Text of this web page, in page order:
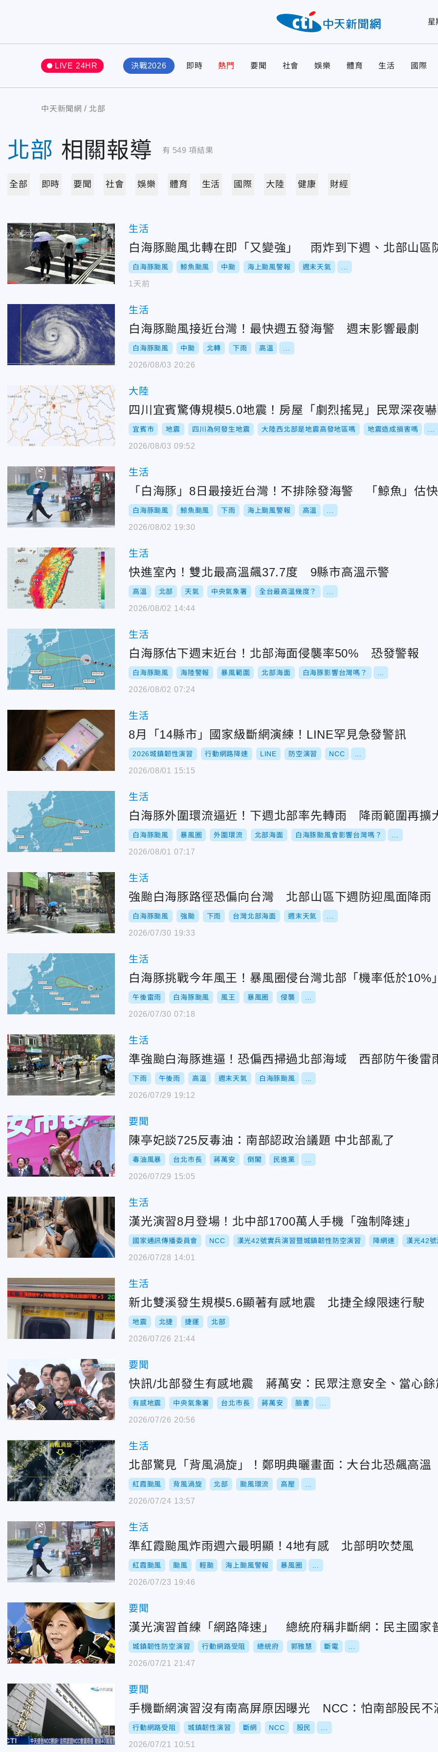
星
LIVE 24HR 決戰2026 即時 熱門 要聞 社會 娛樂 體育 生活 國際
中天新聞網 北部
北部 相關報導 有 549 項結果
全部 即時 要聞 社會 娛樂 體育 生活 國際 大陸 健康 財經
生活
白海豚颱風北轉在即「又變強」 雨炸到下週、北部山區
白海豚颱風 鯨魚颱風 中颱 海上颱風警報 週末天氣
1天前
生活
白海豚颱風接近台灣！最快週五發海警 週末影響最劇
白海豚颱風 中颱 北轉 下雨 高溫
2026/08/03 20:26
大陸
四川宜賓驚傳規模5.0地震！房屋「劇烈搖晃」民眾深夜
宜賓市 地震 四川為何發生地震 大陸西北部是地震高發地區嗎 地震造成損害嗎
2026/08/03 09:52
生活
「白海豚」8日最接近台灣！不排除發海警 「鯨魚」估
白海豚颱風 鯨魚颱風 下雨 海上颱風警報 高溫
2026/08/02 19:30
生活
快進室內！雙北最高溫飆37.7度 9縣市高溫示警
高溫 北部 天氣 中央氣象署 全台最高溫幾度？
2026/08/02 14:44
生活
白海豚估下週末近台！北部海面侵襲率50% 恐發警報
白海豚颱風 海陸警報 暴風範圍 北部海面 白海豚影響台灣嗎？
2026/08/02 07:24
生活
8月「14縣市」國家級斷網演練！LINE罕見急發警訊
2026城鎮韌性演習 行動網路降速 LINE 防空演習 NCC
2026/08/01 15:15
生活
白海豚外圍環流逼近！下週北部率先轉雨 降雨範圍再擴
白海豚颱風 暴風圈 外圍環流 北部海面 白海豚颱風會影響台灣嗎？
2026/08/01 07:17
生活
強颱白海豚路徑恐偏向台灣 北部山區下週防迎風面降雨
白海豚颱風 強颱 下雨 台灣北部海面 週末天氣
2026/07/30 19:33
生活
白海豚挑戰今年風王！暴風圈侵台灣北部「機率低於10%
午後雷雨 白海豚颱風 風王 暴風圈 侵襲
2026/07/30 07:18
生活
準強颱白海豚進逼！恐偏西掃過北部海域 西部防午後雷
下雨 午後雨 高溫 週末天氣 白海豚颱風
2026/07/29 19:12
要聞
陳亭妃談725反毒油：南部認政治議題 中北部亂了
毒油風暴 台北市長 蔣萬安 倒閣 民進黨
2026/07/29 15:05
生活
漢光演習8月登場！北中部1700萬人手機「強制降速」
國家通訊傳播委員會 NCC 漢光42號實兵演習暨城鎮韌性防空演習 降網速 漢光42
2026/07/28 14:01
生活
新北雙溪發生規模5.6顯著有感地震 北捷全線限速行駛
地震 北捷 捷運 北部
2026/07/26 21:44
要聞
快訊/北部發生有感地震 蔣萬安：民眾注意安全、當心餘
有感地震 中央氣象署 台北市長 蔣萬安 臉書
2026/07/26 20:56
生活
北部驚見「背風渦旋」！鄭明典曬畫面：大台北恐飆高溫
紅霞颱風 背風渦旋 北部 颱風環流 高壓
2026/07/24 13:57
生活
準紅霞颱風炸雨週六最明顯！4地有感 北部明吹焚風
紅霞颱風 颱風 輕颱 海上颱風警報 暴風圈
2026/07/23 19:46
要聞
漢光演習首練「網路降速」 總統府稱非斷網：民主國家
城鎮韌性防空演習 行動網路受阻 總統府 郭雅慧 斷電
2026/07/21 21:47
要聞
手機斷網演習沒有南高屏原因曝光 NCC：怕南部股民不
行動網路受阻 城鎮韌性演習 斷網 NCC 股民
2026/07/21 10:51